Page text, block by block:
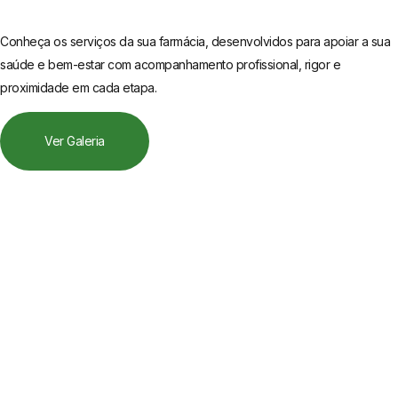
Conheça os serviços da sua farmácia, desenvolvidos para apoiar a sua
saúde e bem-estar com acompanhamento profissional, rigor e
proximidade em cada etapa.
Ver Galeria